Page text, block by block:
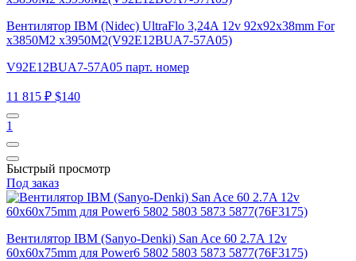
Вентилятор IBM (Nidec) UltraFlo 3,24A 12v 92x92x38mm For
x3850M2 x3950M2(V92E12BUA7-57A05)
V92E12BUA7-57A05 парт. номер
11 815 ₽ $140
1
Быстрый просмотр
Под заказ
Вентилятор IBM (Sanyo-Denki) San Ace 60 2.7A 12v
60x60x75mm для Power6 5802 5803 5873 5877(76F3175)